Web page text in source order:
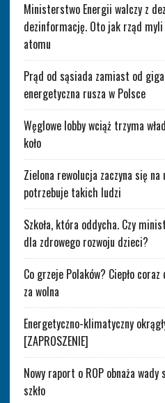
Ministerstwo Energii walczy z
dezinformację. Oto jak rząd
atomu
Prąd od sąsiada zamiast od
energetyczna rusza w Polsce
Węglowe lobby wciąż trzyma
koło
Zielona rewolucja zaczyna się
potrzebuje takich ludzi
Szkoła, która oddycha. Czy
dla zdrowego rozwoju dzieci?
Co grzeje Polaków? Ciepło
za wolna
Energetyczno-klimatyczny
[ZAPROSZENIE]
Nowy raport o ROP obnaża
szkło